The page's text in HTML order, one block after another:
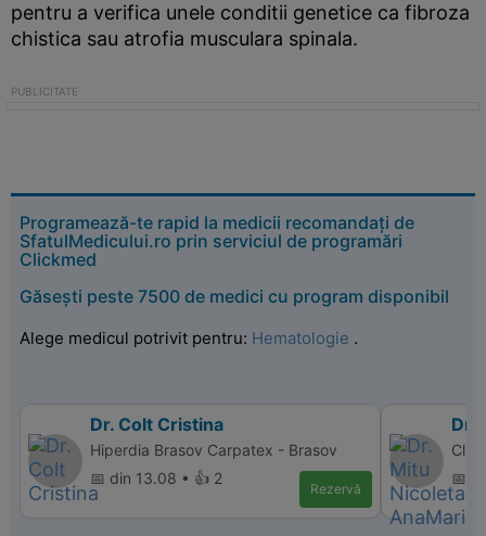
pentru a verifica unele conditii genetice ca fibroza
chistica sau atrofia musculara spinala.
Programează-te rapid la medicii recomandați de
SfatulMedicului.ro prin serviciul de programări
Clickmed
Găsești peste 7500 de medici cu program disponibil
Alege medicul potrivit pentru: Hematologie .
Dr. Colt Cristina
Hiperdia Brasov Carpatex - Brasov
📅 din 13.08 • 👍 2
Rezervă
Dr.
📅